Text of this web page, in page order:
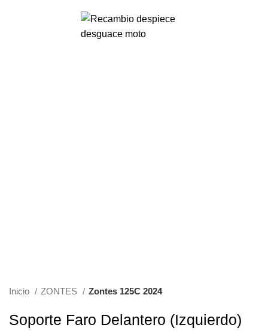
Inicio ZONTES Zontes 125C 2024
Soporte Faro Delantero (Izquierdo)